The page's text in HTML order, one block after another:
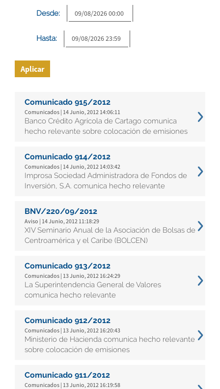
Desde:
Hasta:
Aplicar
Comunicado 915/2012
Comunicados | 14 Junio, 2012 14:06:11
Banco Crédito Agrícola de Cartago comunica
hecho relevante sobre colocación de emisiones
Comunicado 914/2012
Comunicados | 14 Junio, 2012 14:03:42
Improsa Sociedad Administradora de Fondos de
Inversión, S.A. comunica hecho relevante
BNV/220/09/2012
Aviso | 14 Junio, 2012 11:18:29
XIV Seminario Anual de la Asociación de Bolsas de
Centroamérica y el Caribe (BOLCEN)
Comunicado 913/2012
Comunicados | 13 Junio, 2012 16:24:29
La Superintendencia General de Valores
comunica hecho relevante
Comunicado 912/2012
Comunicados | 13 Junio, 2012 16:20:43
Ministerio de Hacienda comunica hecho relevante
sobre colocación de emisiones
Comunicado 911/2012
Comunicados | 13 Junio, 2012 16:19:58